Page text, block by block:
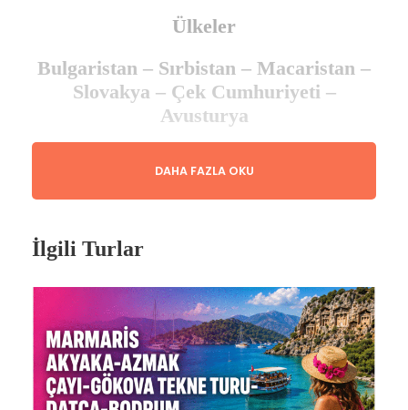
Ülkeler
Bulgaristan – Sırbistan – Macaristan –
Slovakya – Çek Cumhuriyeti –
Avusturya
Belgrad – Budapeşte – Estergon –
Prag – Karlovy Vary – Cesky
– Sofya
Estergon & Vişegrad & Szentendre Turu Dahil
Karlovy Vary Turu Dahil
Cesky Krumlov Turu Dahil
DAHA FAZLA OKU
İlgili Turlar